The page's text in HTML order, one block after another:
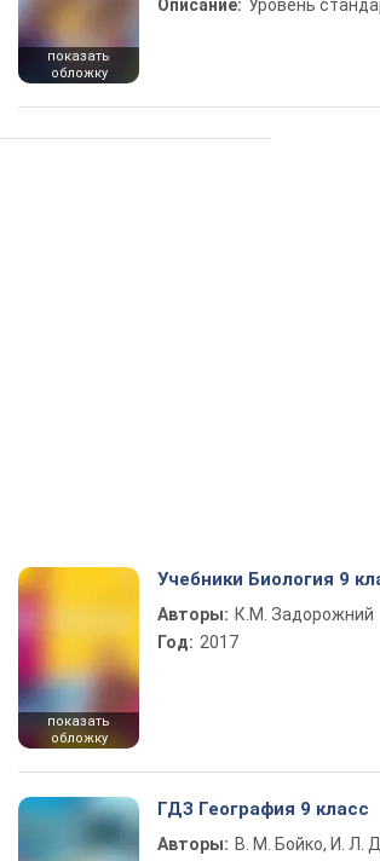
показать
обложку
Описание: Уровень
показать
обложку
Учебники Биология 9
Авторы: К.М. Задорожний
Год: 2017
ГДЗ География 9 класс
Авторы: В. М. Бойко, И. Л.